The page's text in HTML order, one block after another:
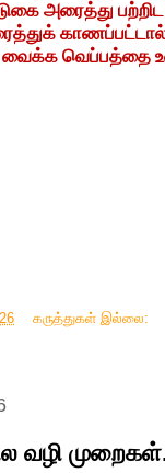
அரை‌த்து
வை‌க்க வெ‌ப்ப‌த்தை
கருத்துகள் இல்லை:
வழி